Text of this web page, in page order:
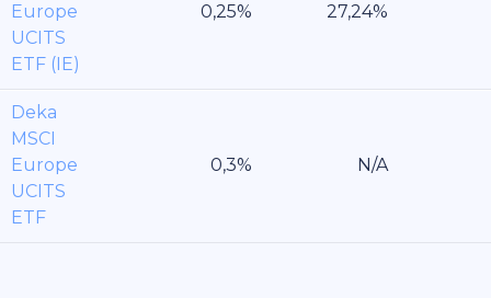
Europe
UCITS
ETF (IE)
Deka
MSCI
Europe
UCITS
ETF